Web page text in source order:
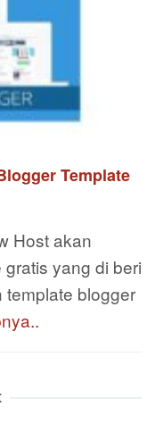
Template
Host akan
yang di beri
template blogger